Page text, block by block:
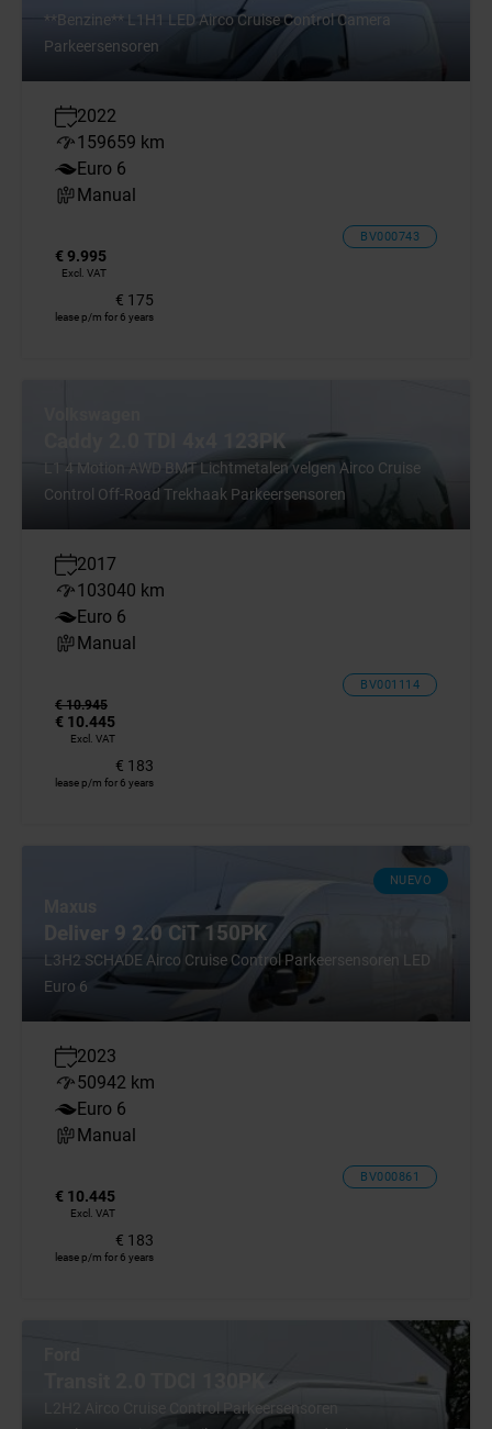
**Benzine** L1H1 LED Airco Cruise Control Camera
Parkeersensoren
2022
159659 km
Euro 6
Manual
BV000743
€ 9.995
Excl. VAT
€ 175
lease p/m for 6 years
Caddy 2.0 TDI 4x4 123PK
L1 4 Motion AWD BMT Lichtmetalen velgen Airco Cruise
Control Off-Road Trekhaak Parkeersensoren
2017
103040 km
Euro 6
Manual
BV001114
€ 10.945
€ 10.445
Excl. VAT
€ 183
lease p/m for 6 years
NUEVO
Deliver 9 2.0 CiT 150PK
L3H2 SCHADE Airco Cruise Control Parkeersensoren LED
Euro 6
2023
50942 km
Euro 6
Manual
BV000861
€ 10.445
Excl. VAT
€ 183
lease p/m for 6 years
L2H2 Airco Cruise Control Parkeersensoren